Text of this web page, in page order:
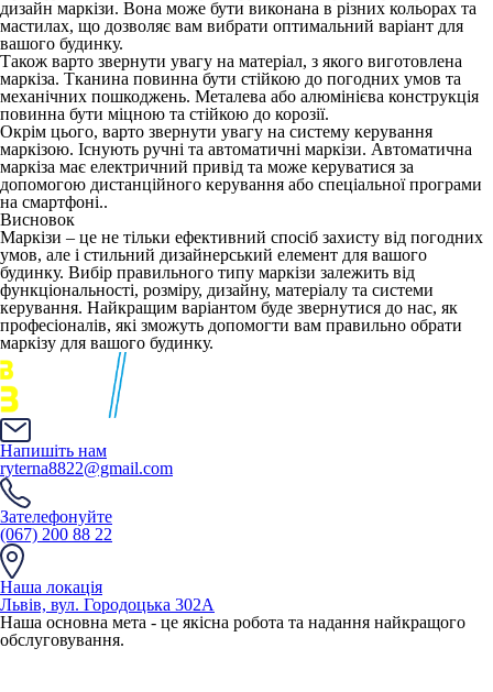
дизайн маркізи. Вона може бути виконана в різних кольорах та
мастилах, що дозволяє вам вибрати оптимальний варіант для
вашого будинку.
Також варто звернути увагу на матеріал, з якого виготовлена
маркіза. Тканина повинна бути стійкою до погодних умов та
механічних пошкоджень. Металева або алюмінієва конструкція
повинна бути міцною та стійкою до корозії.
Окрім цього, варто звернути увагу на систему керування
маркізою. Існують ручні та автоматичні маркізи. Автоматична
маркіза має електричний привід та може керуватися за
допомогою дистанційного керування або спеціальної програми
на смартфоні..
Висновок
Маркізи – це не тільки ефективний спосіб захисту від погодних
умов, але і стильний дизайнерський елемент для вашого
будинку. Вибір правильного типу маркізи залежить від
функціональності, розміру, дизайну, матеріалу та системи
керування. Найкращим варіантом буде звернутися до нас, як
професіоналів, які зможуть допомогти вам правильно обрати
маркізу для вашого будинку.
Напишіть нам
ryterna8822@gmail.com
Зателефонуйте
(067) 200 88 22
Наша локація
Львів, вул. Городоцька 302А
Наша основна мета - це якісна робота та надання найкращого
обслуговування.